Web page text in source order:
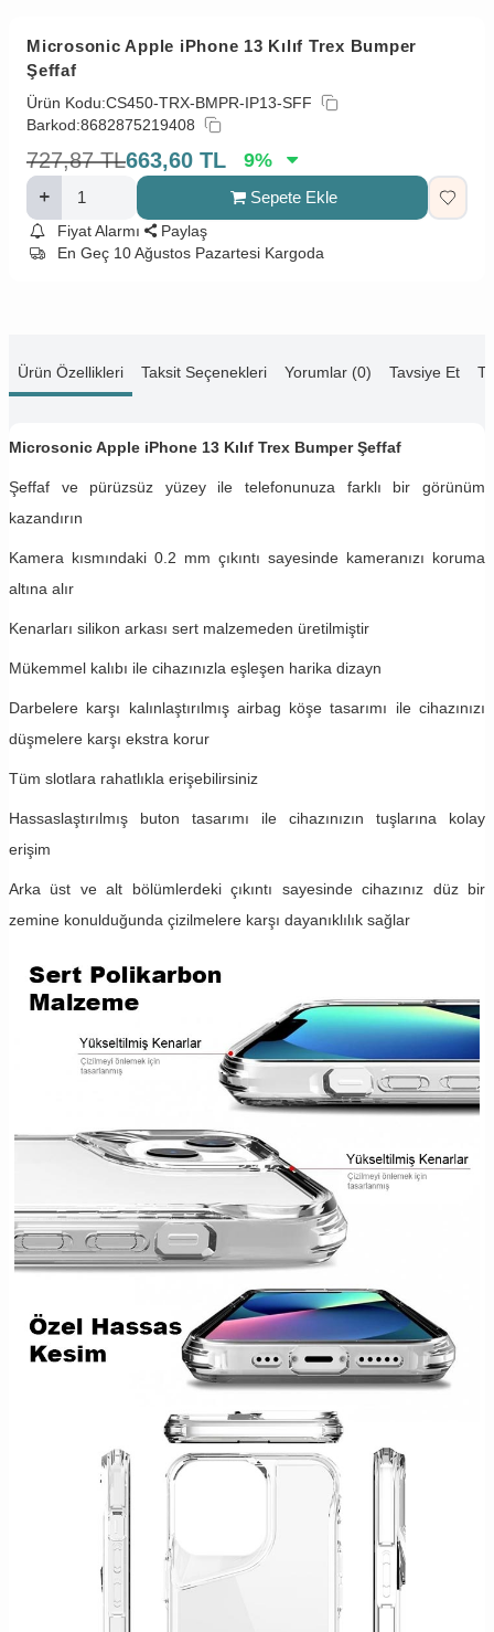
Microsonic Apple iPhone 13 Kılıf Trex Bumper
Şeffaf
Ürün Kodu:CS450-TRX-BMPR-IP13-SFF
Barkod:8682875219408
727,87 TL663,60 TL 9%
Sepete Ekle
Fiyat Alarmı
Paylaş
En Geç 10 Ağustos Pazartesi Kargoda
Ürün Özellikleri Taksit Seçenekleri Yorumlar (0) Tavsiye Et
Microsonic Apple iPhone 13 Kılıf Trex Bumper Şeffaf
Şeffaf ve pürüzsüz yüzey ile telefonunuza farklı bir görünüm
kazandırın
Kamera kısmındaki 0.2 mm çıkıntı sayesinde kameranızı koruma
altına alır
Kenarları silikon arkası sert malzemeden üretilmiştir
Mükemmel kalıbı ile cihazınızla eşleşen harika dizayn
Darbelere karşı kalınlaştırılmış airbag köşe tasarımı ile cihazınızı
düşmelere karşı ekstra korur
Tüm slotlara rahatlıkla erişebilirsiniz
Hassaslaştırılmış buton tasarımı ile cihazınızın tuşlarına kolay
erişim
Arka üst ve alt bölümlerdeki çıkıntı sayesinde cihazınız düz bir
zemine konulduğunda çizilmelere karşı dayanıklılık sağlar